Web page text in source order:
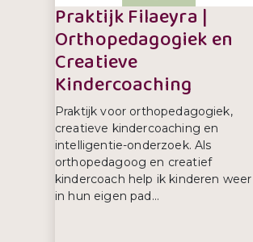
Praktijk Filaeyra |
Orthopedagogiek en
Creatieve
Kindercoaching
Praktijk voor orthopedagogiek,
creatieve kindercoaching en
intelligentie-onderzoek. Als
orthopedagoog en creatief
kindercoach help ik kinderen weer
in hun eigen pad...